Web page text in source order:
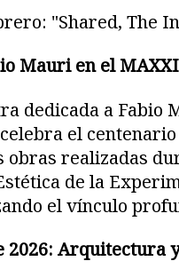
"Shared, The
Mauri en el MAXXI
dedicada a Fabio
el
obras realizadas
de la
el vínculo
2026: Arquitectura